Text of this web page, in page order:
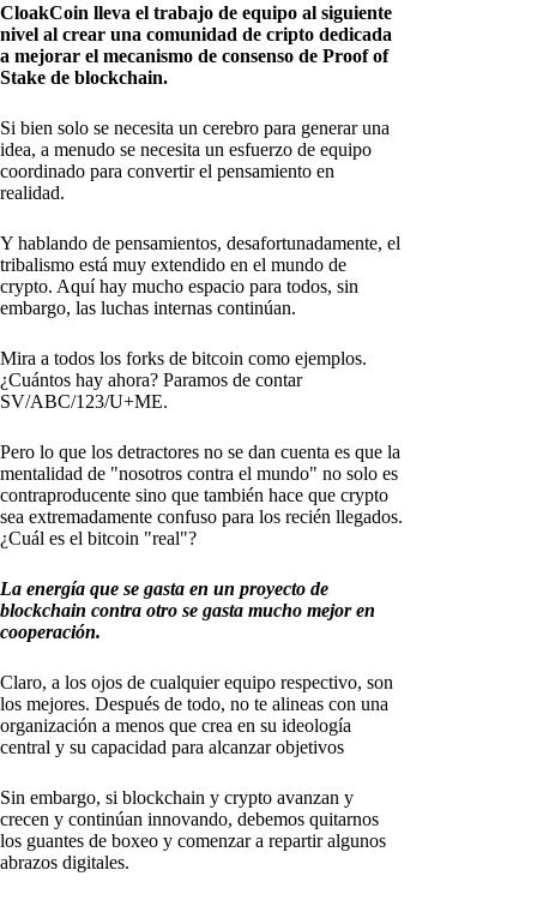
CloakCoin lleva el trabajo de equipo al siguiente
nivel al crear una comunidad de cripto dedicada
a mejorar el mecanismo de consenso de Proof of
Stake de blockchain.
Si bien solo se necesita un cerebro para generar una
idea, a menudo se necesita un esfuerzo de equipo
coordinado para convertir el pensamiento en
realidad.
Y hablando de pensamientos, desafortunadamente, el
tribalismo está muy extendido en el mundo de
crypto. Aquí hay mucho espacio para todos, sin
embargo, las luchas internas continúan.
Mira a todos los forks de bitcoin como ejemplos.
¿Cuántos hay ahora? Paramos de contar
SV/ABC/123/U+ME.
Pero lo que los detractores no se dan cuenta es que la
mentalidad de "nosotros contra el mundo" no solo es
contraproducente sino que también hace que crypto
sea extremadamente confuso para los recién llegados.
¿Cuál es el bitcoin "real"?
La energía que se gasta en un proyecto de
blockchain contra otro se gasta mucho mejor en
cooperación.
Claro, a los ojos de cualquier equipo respectivo, son
los mejores. Después de todo, no te alineas con una
organización a menos que crea en su ideología
central y su capacidad para alcanzar objetivos
Sin embargo, si blockchain y crypto avanzan y
crecen y continúan innovando, debemos quitarnos
los guantes de boxeo y comenzar a repartir algunos
abrazos digitales.